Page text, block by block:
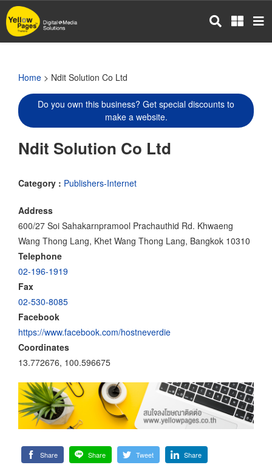
Skip
to
main
Home > Ndit Solution Co Ltd
Do you own this business? Get special discounts to
make a website.
Ndit Solution Co Ltd
Category : Publishers-Internet
Address
600/27 Soi Sahakarnpramool Prachauthid Rd. Khwaeng
Wang Thong Lang, Khet Wang Thong Lang, Bangkok 10310
Telephone
02-196-1919
Fax
02-530-8085
Facebook
https://www.facebook.com/hostneverdie
Coordinates
13.772676, 100.596675
Share Share Tweet Share